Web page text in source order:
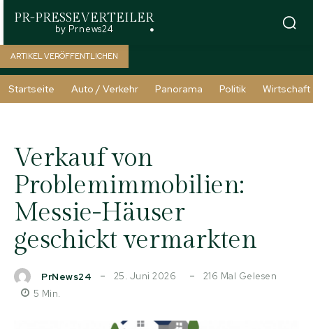
PR-PRESSEVERTEILER
by Prnews24
ARTIKEL VERÖFFENTLICHEN
Startseite Auto / Verkehr Panorama Politik Wirtschaft
Verkauf von
Problemimmobilien:
Messie-Häuser
geschickt vermarkten
PrNews24 25. Juni 2026 216 Mal Gelesen
5 Min.